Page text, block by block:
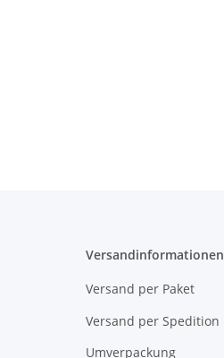
Versandinformationen
Versand per Paket
Versand per Spedition
Umverpackung